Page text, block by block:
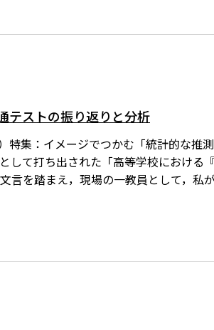
テストの振り返りと分析
特集：イメージでつかむ「統計的な
して打ち出された「高等学校における
を踏まえ，現場の一教員として，私